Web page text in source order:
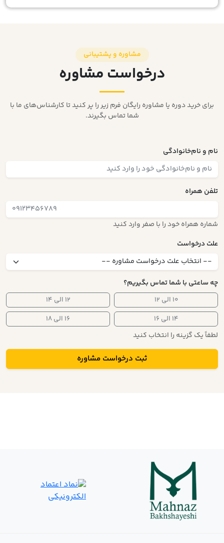
مشاوره و پشتیبانی
درخواست مشاوره
برای خرید دوره یا مشاوره رایگان فرم زیر را پر کنید تا کارشناس‌های ما با
شما تماس بگیرند.
نام و نام‌خانوادگی
تلفن همراه
شماره همراه خود را با صفر وارد کنید
علت درخواست
چه ساعتی با شما تماس بگیریم؟
۱۰ الی ۱۲
۱۲ الی ۱۴
۱۴ الی ۱۶
۱۶ الی ۱۸
لطفاً یک گزینه را انتخاب کنید
ثبت درخواست مشاوره